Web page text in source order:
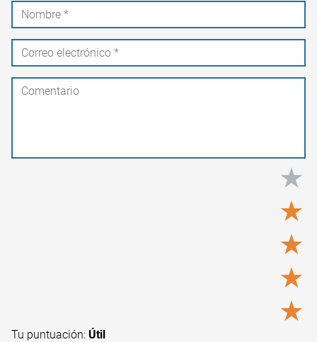
★
★
★
★
★
Tu puntuación: Útil